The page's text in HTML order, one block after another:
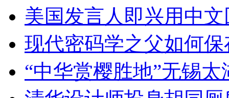
美国发言人即兴用中
现代密码学之父如何
“中华赏樱胜地”无锡